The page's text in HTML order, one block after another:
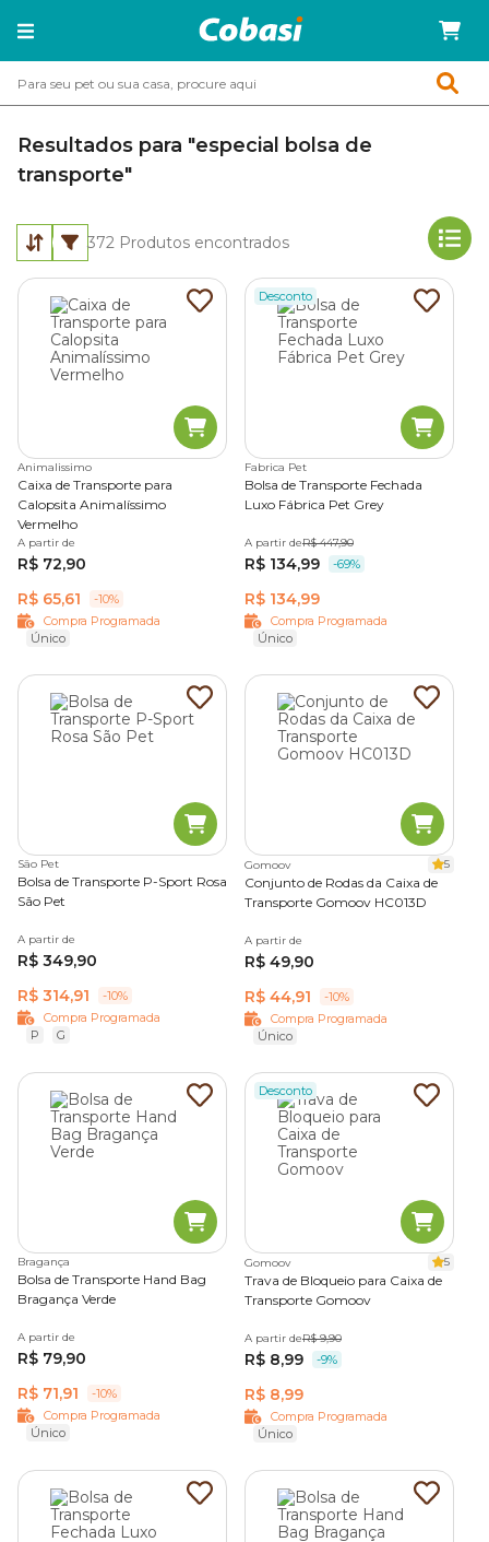
Resultados para "especial bolsa de
transporte"
372 Produtos encontrados
Animalissimo
Caixa de Transporte para
Calopsita Animalíssimo
Vermelho
A partir de
R$ 72,90
R$ 65,61
-10%
Compra Programada
Único
Desconto
Fabrica Pet
Bolsa de Transporte Fechada
Luxo Fábrica Pet Grey
A partir deR$ 447,90
R$ 134,99 -69%
R$ 134,99
Compra Programada
Único
São Pet
Bolsa de Transporte P-Sport Rosa
São Pet
A partir de
R$ 349,90
R$ 314,91
-10%
Compra Programada
P
G
Gomoov 5
Conjunto de Rodas da Caixa de
Transporte Gomoov HC013D
A partir de
R$ 49,90
R$ 44,91
-10%
Compra Programada
Único
Bragança
Bolsa de Transporte Hand Bag
Bragança Verde
A partir de
R$ 79,90
R$ 71,91
-10%
Compra Programada
Único
Desconto
Gomoov 5
Trava de Bloqueio para Caixa de
Transporte Gomoov
A partir deR$ 9,90
R$ 8,99 -9%
R$ 8,99
Compra Programada
Único